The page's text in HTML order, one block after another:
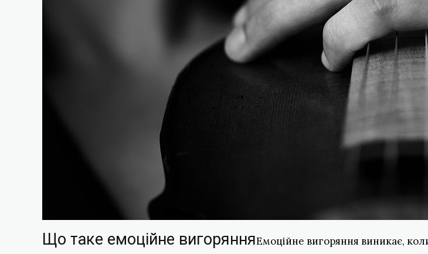
Що таке емоційне вигорянняЕмоційне вигоряння виникає,